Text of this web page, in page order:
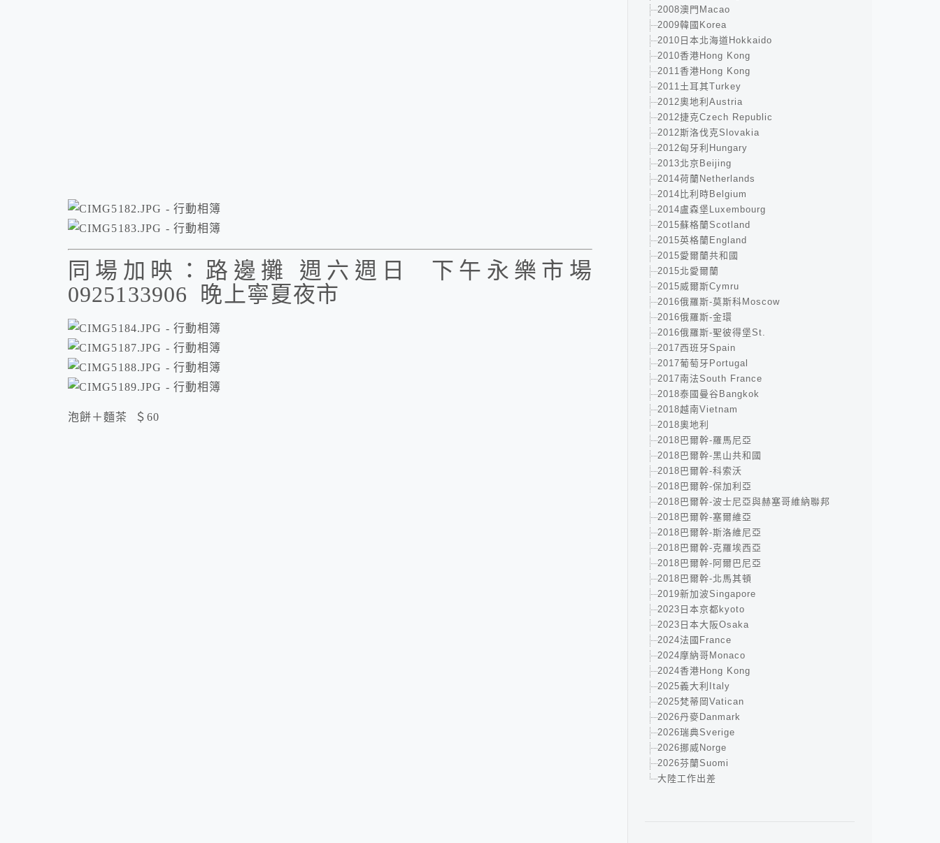
同場加映：路邊攤 週六週日 下午永樂市場
0925133906 晚上寧夏夜市
泡餅＋麵茶 ＄60
2008澳門Macao
2009韓國Korea
2010日本北海道Hokkaido
2010香港Hong Kong
2011香港Hong Kong
2011土耳其Turkey
2012奧地利Austria
2012捷克Czech Republic
2012斯洛伐克Slovakia
2012匈牙利Hungary
2013北京Beijing
2014荷蘭Netherlands
2014比利時Belgium
2014盧森堡Luxembourg
2015蘇格蘭Scotland
2015英格蘭England
2015愛爾蘭共和國
2015北愛爾蘭
2015威爾斯Cymru
2016俄羅斯-莫斯科Moscow
2016俄羅斯-金環
2016俄羅斯-聖彼得堡St.
2017西班牙Spain
2017葡萄牙Portugal
2017南法South France
2018泰國曼谷Bangkok
2018越南Vietnam
2018奧地利
2018巴爾幹-羅馬尼亞
2018巴爾幹-黑山共和國
2018巴爾幹-科索沃
2018巴爾幹-保加利亞
2018巴爾幹-波士尼亞與赫塞哥維納聯邦
2018巴爾幹-塞爾維亞
2018巴爾幹-斯洛維尼亞
2018巴爾幹-克羅埃西亞
2018巴爾幹-阿爾巴尼亞
2018巴爾幹-北馬其頓
2019新加波Singapore
2023日本京都kyoto
2023日本大阪Osaka
2024法國France
2024摩納哥Monaco
2024香港Hong Kong
2025義大利Italy
2025梵蒂岡Vatican
2026丹麥Danmark
2026瑞典Sverige
2026挪威Norge
2026芬蘭Suomi
大陸工作出差